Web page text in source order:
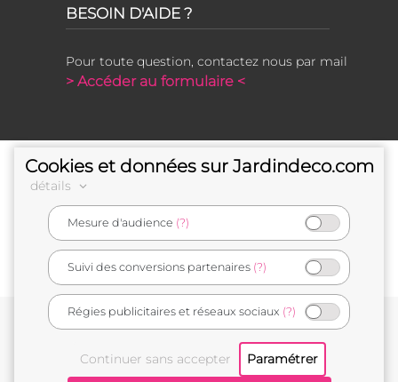
BESOIN D'AIDE ?
Pour toute question, contactez nous par mail
> Accéder au formulaire <
e-commerçant français
Cookies et données sur Jardindeco.com
détails
Mesure d'audience (?)
Suivi des conversions partenaires (?)
Régies publicitaires et réseaux sociaux (?)